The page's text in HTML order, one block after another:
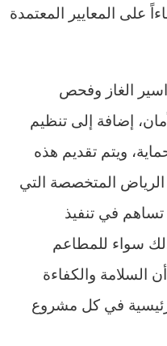
على المعايير المعتمدة
الغاز وفحص
إضافة إلى تنظيم
ويتم تقديم هذه
المتخصصة التي
تساهم في تنفيذ
سواء للمطاعم
السلامة والكفاءة
في كل مشروع